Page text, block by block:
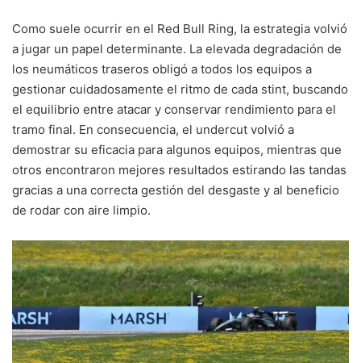
Como suele ocurrir en el Red Bull Ring, la estrategia volvió
a jugar un papel determinante. La elevada degradación de
los neumáticos traseros obligó a todos los equipos a
gestionar cuidadosamente el ritmo de cada stint, buscando
el equilibrio entre atacar y conservar rendimiento para el
tramo final. En consecuencia, el undercut volvió a
demostrar su eficacia para algunos equipos, mientras que
otros encontraron mejores resultados estirando las tandas
gracias a una correcta gestión del desgaste y al beneficio
de rodar con aire limpio.